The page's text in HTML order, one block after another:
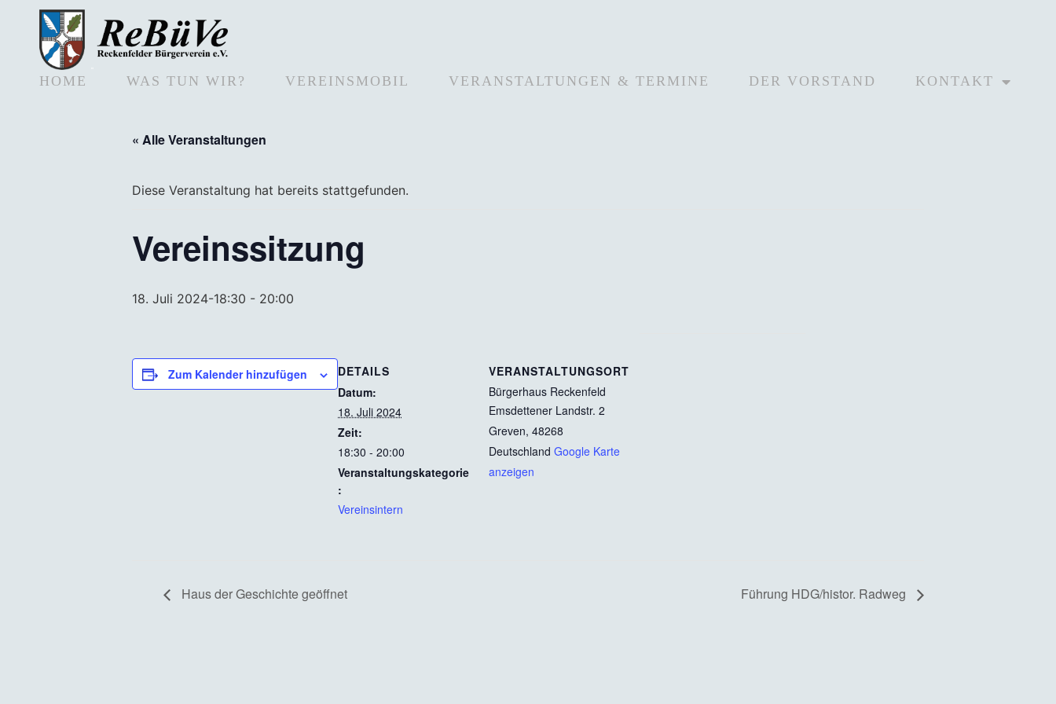
HOME WAS TUN WIR? VEREINSMOBIL VERANSTALTUNGEN & TERMINE DER VORSTAND KONTAKT
« Alle Veranstaltungen
Diese Veranstaltung hat bereits stattgefunden.
Vereinssitzung
18. Juli 2024-18:30 - 20:00
Zum Kalender hinzufügen
DETAILS
Datum:
18. Juli 2024
Zeit:
18:30 - 20:00
Veranstaltungskategorie
:
Vereinsintern
VERANSTALTUNGSORT
Bürgerhaus Reckenfeld
Emsdettener Landstr. 2
Greven, 48268
Deutschland Google Karte
anzeigen
Haus der Geschichte geöffnet Führung HDG/histor. Radweg